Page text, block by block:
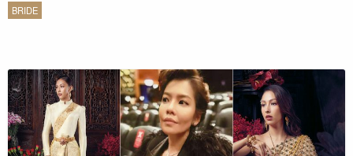
BRIDE